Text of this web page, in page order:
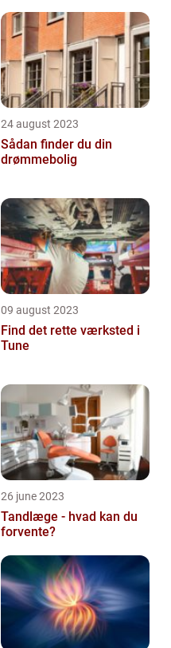
24 august 2023
Sådan finder du din
drømmebolig
09 august 2023
Find det rette værksted i
Tune
26 june 2023
Tandlæge - hvad kan du
forvente?